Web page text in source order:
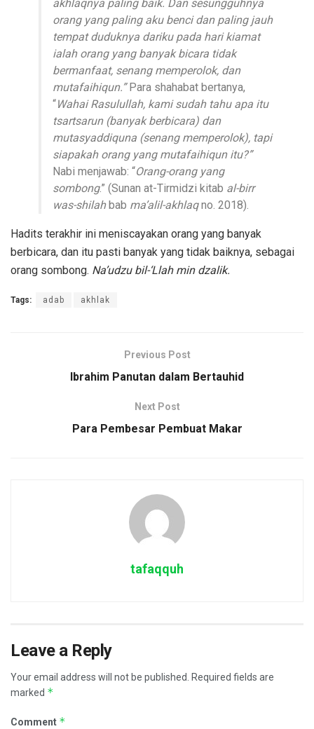
akhlaqnya paling baik. Dan sesungguhnya
orang yang paling aku benci dan paling jauh
tempat duduknya dariku pada hari kiamat
ialah orang yang banyak bicara tidak
bermanfaat, senang memperolok, dan
mutafaihiqun.”Para shahabat bertanya,
“Wahai Rasulullah, kami sudah tahu apa itu
tsartsarun (banyak berbicara) dan
mutasyaddiquna (senang memperolok), tapi
siapakah orang yang mutafaihiqun itu?”
Nabi menjawab: “Orang-orang yang
sombong.” (Sunan at-Tirmidzi kitab al-birr
was-shilahbab ma’alil-akhlaqno. 2018).
Hadits terakhir ini meniscayakan orang yang banyak
berbicara, dan itu pasti banyak yang tidak baiknya, sebagai
orang sombong. Na’udzu bil-‘Llah min dzalik.
Tags: adab akhlak
Previous Post
Ibrahim Panutan dalam Bertauhid
Next Post
Para Pembesar Pembuat Makar
tafaqquh
Leave a Reply
Your email address will not be published. Required fields are
marked *
Comment *